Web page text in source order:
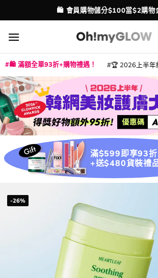
to
content
配
💳 支援消費券、FPS、八達通、PAYME
🛍️ 滿額全單93折+購物禮遇！ 🏆 2026上半年
滿$599即享93折
+送$480貨裝禮
-26%